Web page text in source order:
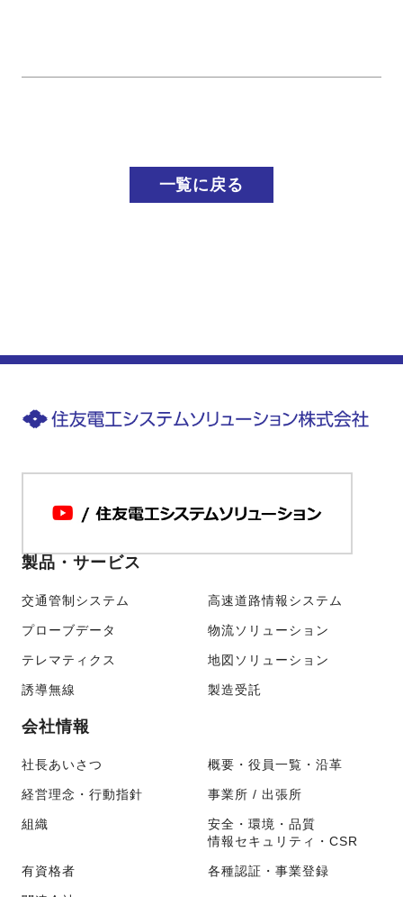
一覧に戻る
製品・サービス
交通管制システム 高速道路情報システム
プローブデータ 物流ソリューション
テレマティクス 地図ソリューション
誘導無線 製造受託
会社情報
社長あいさつ 概要・役員一覧・沿革
経営理念・行動指針 事業所 / 出張所
組織
安全・環境・品質
情報セキュリティ・CSR
有資格者 各種認証・事業登録